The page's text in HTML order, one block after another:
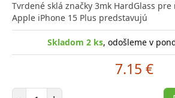
Tvrdené sklá značky 3mk HardGlass
Apple iPhone 15 Plus predstavujú
Skladom 2 ks, odošleme v
7.15 €
Počet položiek